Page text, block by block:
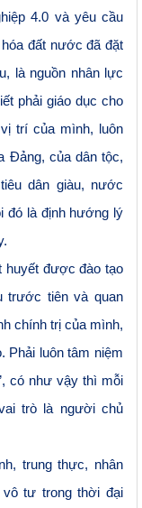
4.0 và yêu cầu
đất nước đã đặt
là nguồn nhân lực
phải giáo dục cho
trí của mình, luôn
Đảng, của dân tộc,
dân giàu, nước
đó là định hướng lý
huyết được đào tạo
trước tiên và quan
chính trị của mình,
Phải luôn tâm niệm
có như vậy thì mỗi
trò là người chủ
trung thực, nhân
vô tư trong thời đại